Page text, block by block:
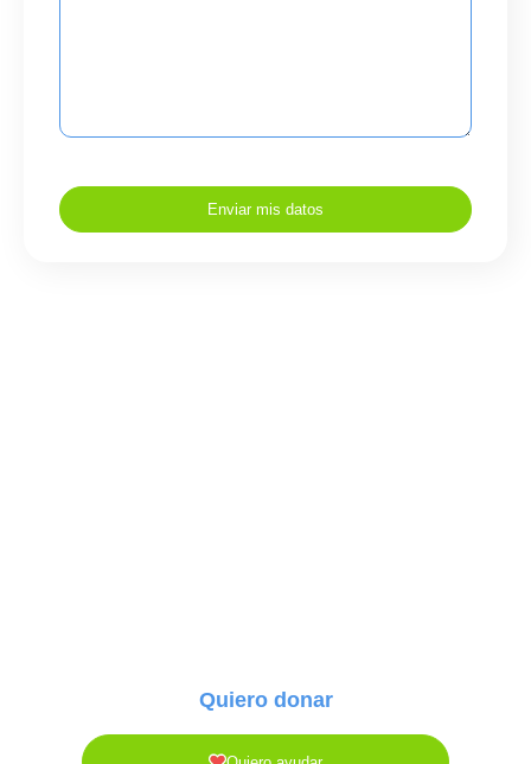
Enviar mis datos
Quiero donar